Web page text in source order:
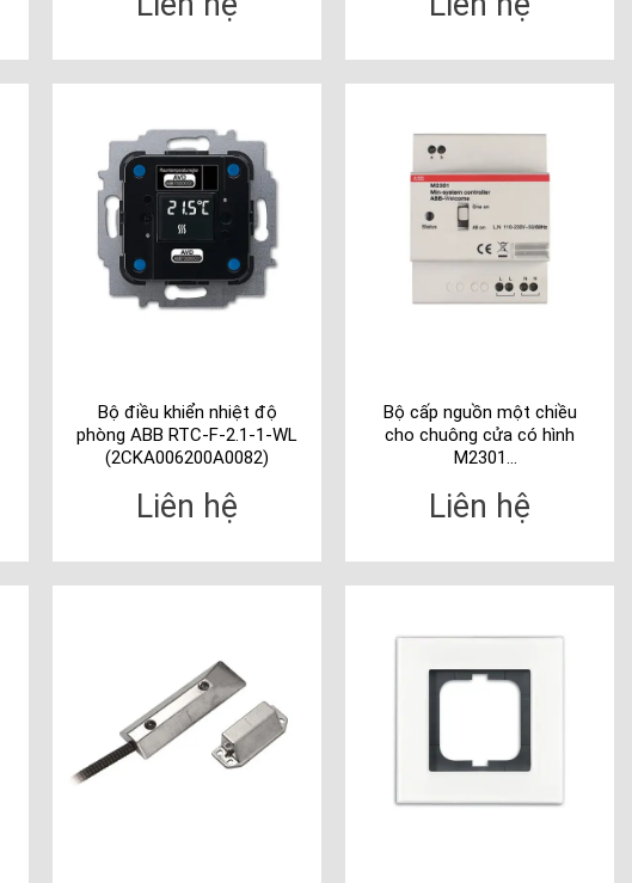
Bộ điều khiển nhiệt độ
phòng ABB RTC-F-2.1-1-WL
(2CKA006200A0082)
Liên hệ
Bộ cấp nguồn một chiều
cho chuông cửa có hình
M2301
Liên hệ